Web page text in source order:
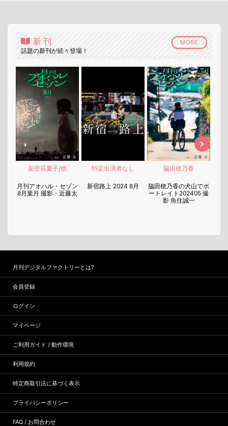
新刊
話題の新刊が続々登場！
MORE
架空荘夏子/他
月刊アオハル・セゾン
8月葉月 撮影・近藤太
特定出演者なし
新宿路上 2024 8月
脇田穂乃香
脇田穂乃香の犬山でポ
ートレイト202405 撮
影 魚住誠一
月刊デジタルファクトリーとは?
会員登録
ログイン
マイページ
ご利用ガイド / 動作環境
利用規約
特定商取引法に基づく表示
プライバシーポリシー
FAQ / お問合わせ